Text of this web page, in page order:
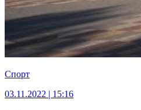
Спорт
03.11.2022 | 15:16